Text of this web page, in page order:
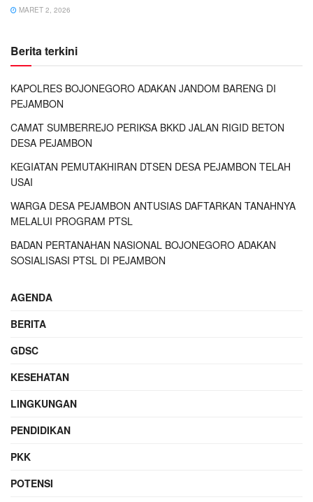
MARET 2, 2026
Berita terkini
KAPOLRES BOJONEGORO ADAKAN JANDOM BARENG DI
PEJAMBON
CAMAT SUMBERREJO PERIKSA BKKD JALAN RIGID BETON
DESA PEJAMBON
KEGIATAN PEMUTAKHIRAN DTSEN DESA PEJAMBON TELAH
USAI
WARGA DESA PEJAMBON ANTUSIAS DAFTARKAN TANAHNYA
MELALUI PROGRAM PTSL
BADAN PERTANAHAN NASIONAL BOJONEGORO ADAKAN
SOSIALISASI PTSL DI PEJAMBON
AGENDA
BERITA
GDSC
KESEHATAN
LINGKUNGAN
PENDIDIKAN
PKK
POTENSI